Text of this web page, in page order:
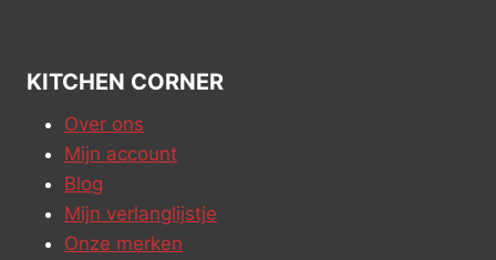
KITCHEN CORNER
Over ons
Mijn account
Blog
Mijn verlanglijstje
Onze merken